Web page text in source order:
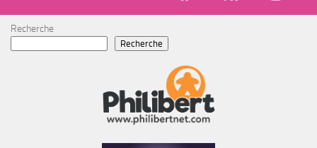
Recherche
Recherche